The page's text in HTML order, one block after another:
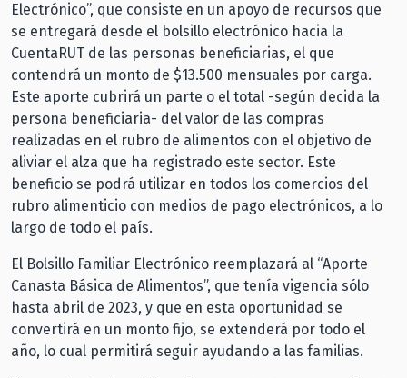
Electrónico”, que consiste en un apoyo de recursos que
se entregará desde el bolsillo electrónico hacia la
CuentaRUT de las personas beneficiarias, el que
contendrá un monto de $13.500 mensuales por carga.
Este aporte cubrirá un parte o el total -según decida la
persona beneficiaria- del valor de las compras
realizadas en el rubro de alimentos con el objetivo de
aliviar el alza que ha registrado este sector. Este
beneficio se podrá utilizar en todos los comercios del
rubro alimenticio con medios de pago electrónicos, a lo
largo de todo el país.
El Bolsillo Familiar Electrónico reemplazará al “Aporte
Canasta Básica de Alimentos”, que tenía vigencia sólo
hasta abril de 2023, y que en esta oportunidad se
convertirá en un monto fijo, se extenderá por todo el
año, lo cual permitirá seguir ayudando a las familias.